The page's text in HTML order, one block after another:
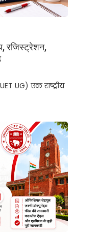
रजिस्ट्रेशन,
UG) एक राष्ट्रीय